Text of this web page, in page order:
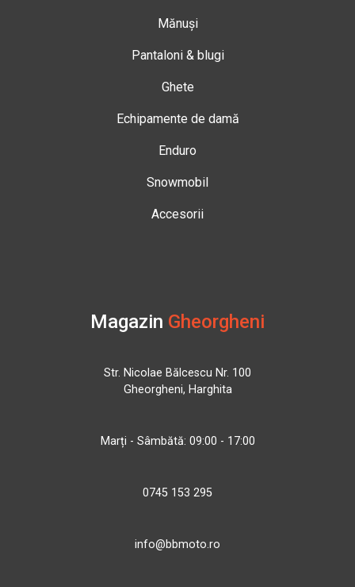
Mănuși
Pantaloni & blugi
Ghete
Echipamente de damă
Enduro
Snowmobil
Accesorii
Magazin Gheorgheni
Str. Nicolae Bălcescu Nr. 100
Gheorgheni, Harghita
Marți - Sâmbătă: 09:00 - 17:00
0745 153 295
info@bbmoto.ro